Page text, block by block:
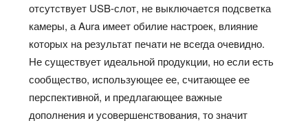
отсутствует USB-слот, не выключается подсветка
камеры, а Aura имеет обилие настроек, влияние
которых на результат печати не всегда очевидно.
Не существует идеальной продукции, но если есть
сообщество, использующее ее, считающее ее
перспективной, и предлагающее важные
дополнения и усовершенствования, то значит